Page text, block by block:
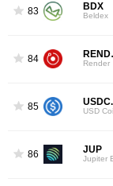
83 BDX
Beldex
84 Render
85 USD
86 JUP
Jupiter